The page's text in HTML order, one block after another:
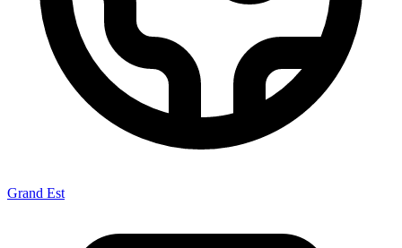
Grand Est